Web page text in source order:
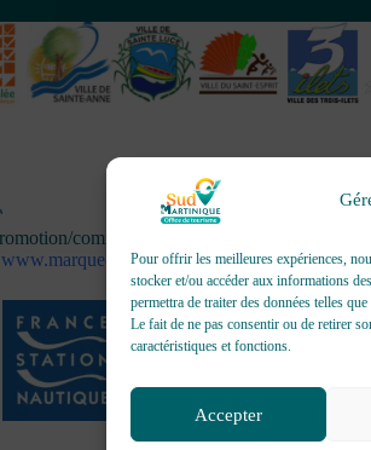
Pour offrir les meilleures expériences,
stocker et/ou accéder aux informations
permettra de traiter des données telles
Le fait de ne pas consentir ou de retirer
caractéristiques et fonctions.
Accepter
communication, de création et gestion
www.marque-nf.com